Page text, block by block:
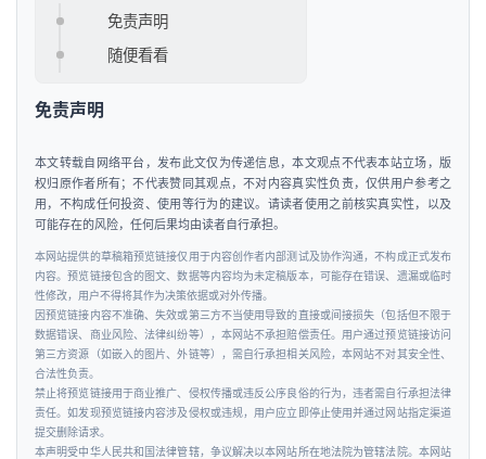
行
行
业
资
免责声明
随便看看
免责声明
本文转载自网络平台，发布此文仅为传递信息，本文观点不代表本站立场，版
权归原作者所有；不代表赞同其观点，不对内容真实性负责，仅供用户参考之
用，不构成任何投资、使用等行为的建议。请读者使用之前核实真实性，以及
可能存在的风险，任何后果均由读者自行承担。
本网站提供的草稿箱预览链接仅用于内容创作者内部测试及协作沟通，不构成正式发布
内容。预览链接包含的图文、数据等内容均为未定稿版本，可能存在错误、遗漏或临时
性修改，用户不得将其作为决策依据或对外传播。
因预览链接内容不准确、失效或第三方不当使用导致的直接或间接损失（包括但不限于
数据错误、商业风险、法律纠纷等），本网站不承担赔偿责任。用户通过预览链接访问
第三方资源（如嵌入的图片、外链等），需自行承担相关风险，本网站不对其安全性、
合法性负责。
禁止将预览链接用于商业推广、侵权传播或违反公序良俗的行为，违者需自行承担法律
责任。如发现预览链接内容涉及侵权或违规，用户应立即停止使用并通过网站指定渠道
提交删除请求。
本声明受中华人民共和国法律管辖，争议解决以本网站所在地法院为管辖法院。本网站